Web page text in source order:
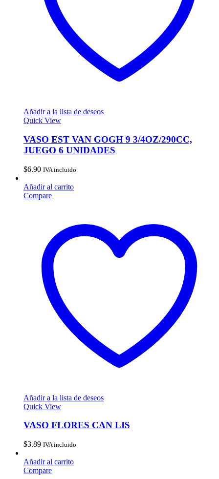
Añadir a la lista de deseos
Quick View
VASO EST VAN GOGH 9 3/4OZ/290CC,
JUEGO 6 UNIDADES
$6.90 IVA incluido
Añadir al carrito
Compare
Añadir a la lista de deseos
Quick View
VASO FLORES CAN LIS
$3.89 IVA incluido
Añadir al carrito
Compare